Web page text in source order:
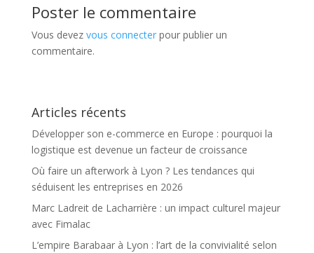
Poster le commentaire
Vous devez vous connecterpour publier un
commentaire.
Articles récents
Développer son e-commerce en Europe : pourquoi la
logistique est devenue un facteur de croissance
Où faire un afterwork à Lyon ? Les tendances qui
séduisent les entreprises en 2026
Marc Ladreit de Lacharrière : un impact culturel majeur
avec Fimalac
L’empire Barabaar à Lyon : l’art de la convivialité selon